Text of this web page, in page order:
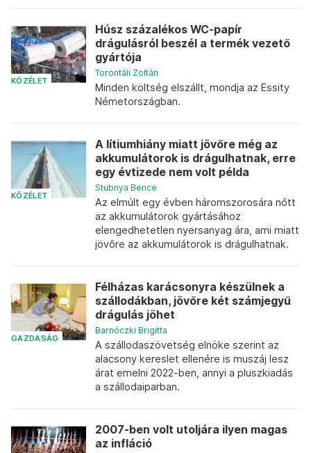
KÖZÉLET
Húsz százalékos WC-papír
drágulásról beszél a termék vezető
gyártója
Torontáli Zoltán
Minden költség elszállt, mondja az Essity
Németországban.
KÖZÉLET
A lítiumhiány miatt jövőre még az
akkumulátorok is drágulhatnak, erre
egy évtizede nem volt példa
Stubnya Bence
Az elmúlt egy évben háromszorosára nőtt
az akkumulátorok gyártásához
elengedhetetlen nyersanyag ára, ami miatt
jövőre az akkumulátorok is drágulhatnak.
GAZDASÁG
Félházas karácsonyra készülnek a
szállodákban, jövőre két számjegyű
drágulás jöhet
Barnóczki Brigitta
A szállodaszövetség elnöke szerint az
alacsony kereslet ellenére is muszáj lesz
árat emelni 2022-ben, annyi a pluszkiadás
a szállodaiparban.
2007-ben volt utoljára ilyen magas
az infláció